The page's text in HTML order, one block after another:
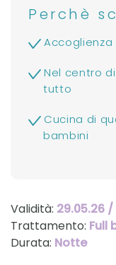
Perchè
Nel centro
tutto
Cucina di
bambini
Validità: 29.05.26 /
Trattamento: Full
Durata: Notte